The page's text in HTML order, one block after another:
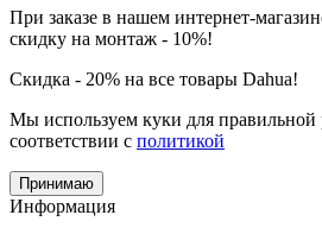
При заказе в нашем интернет-
скидку на монтаж - 10%!
Скидка - 20% на все товары Dahua!
Мы используем куки для правильной
соответствии с политикой
Принимаю
Информация